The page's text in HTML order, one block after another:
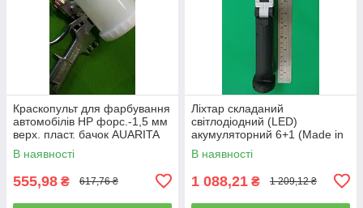
Краскопульт для фарбування
автомобілів HP форс.-1,5 мм
верх. пласт. бачок AUARITA
S-990P-1.8
В наявності
555,98 ₴ 617,76 ₴
Ліхтар складаний
світлодіодний (LED)
акумуляторний 6+1 (Made in
GERMANY) WL-0601
(ліхтарик, ручний)
В наявності
1 088,21 ₴ 1 209,12 ₴